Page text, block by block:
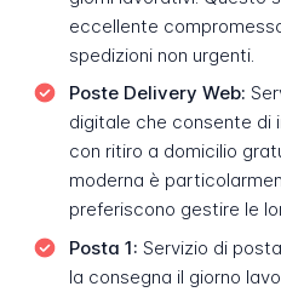
eccellente
spedizioni non urgenti.
Poste Delivery Web:
digitale che consente di
con ritiro a domicilio
moderna è
preferiscono gestire le
Posta 1: Servizio di
la consegna il giorno